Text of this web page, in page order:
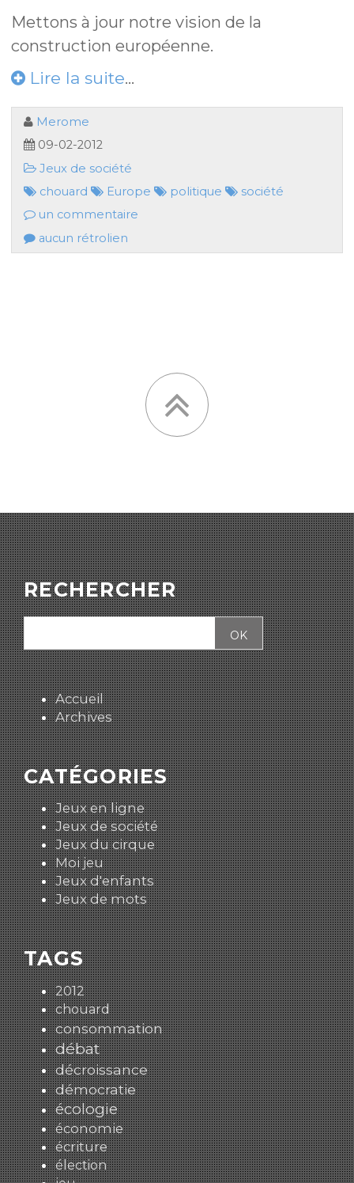
Mettons à jour notre vision de la
construction européenne.
Lire la suite...
Merome
09-02-2012
Jeux de société
chouard
Europe politique
société
un commentaire
aucun rétrolien
RECHERCHER
Accueil
Archives
CATÉGORIES
Jeux en ligne
Jeux de société
Jeux du cirque
Moi jeu
Jeux d'enfants
Jeux de mots
TAGS
2012
chouard
consommation
débat
décroissance
démocratie
écologie
économie
écriture
élection